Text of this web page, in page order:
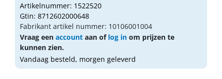
Artikelnummer: 1522520
Gtin: 8712602000648
Fabrikant artikel nummer: 10106001004
Vraag een account aan of log in om prijzen te
kunnen zien.
Vandaag besteld, morgen geleverd